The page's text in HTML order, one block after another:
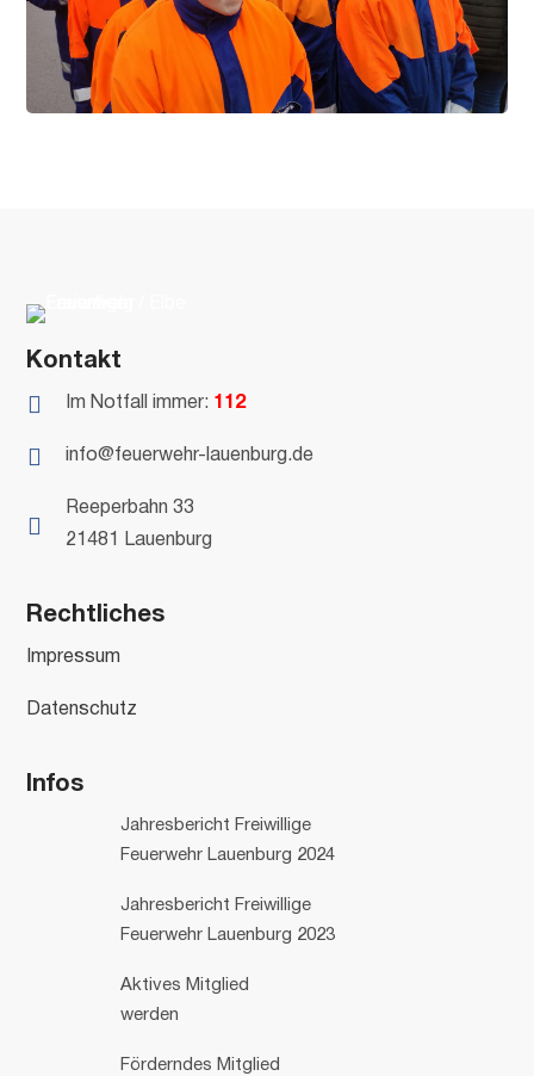
Kontakt
 Im Notfall immer: 112
 info@feuerwehr-lauenburg.de

Reeperbahn 33
21481 Lauenburg
Rechtliches
Impressum
Datenschutz
Infos
Jahresbericht Freiwillige
Feuerwehr Lauenburg 2024
Jahresbericht Freiwillige
Feuerwehr Lauenburg 2023
Aktives Mitglied
werden
Förderndes Mitglied